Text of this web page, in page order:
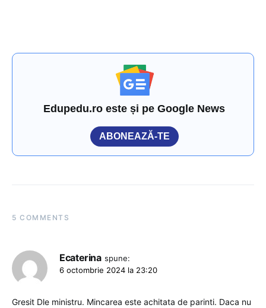
Edupedu.ro este și pe Google News
ABONEAZĂ-TE
5 COMMENTS
Ecaterina spune:
6 octombrie 2024 la 23:20
Gresit Dle ministru. Mincarea este achitata de parinti. Daca nu